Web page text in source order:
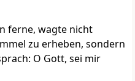
ferne, wagte nicht
zu erheben, sondern
O Gott, sei mir